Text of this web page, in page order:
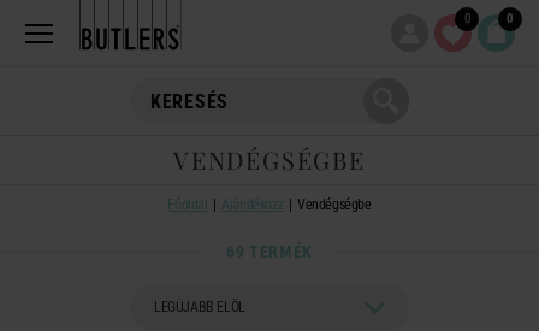
0 0
VENDÉGSÉGBE
Főoldal Ajándékozz Vendégségbe
69 TERMÉK